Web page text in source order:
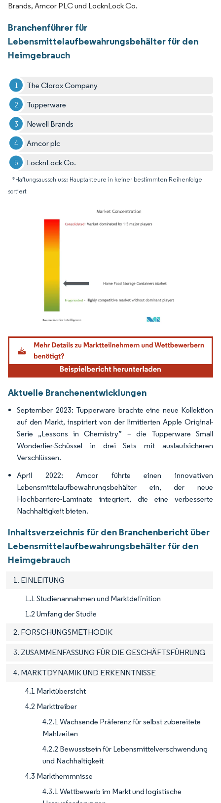
Brands, Amcor PLC und LocknLock Co.
Branchenführer für
Lebensmittelaufbewahrungsbehälter für den
Heimgebrauch
The Clorox Company
Tupperware
Newell Brands
Amcor plc
LocknLock Co.
*Haftungsausschluss: Hauptakteure in keiner bestimmten Reihenfolge
sortiert
Bild © Mordor Intelligence. Wiederverwendung erfordert Namensnennung gemäß
Aktuelle Branchenentwicklungen
September 2023: Tupperware brachte eine neue Kollektion
auf den Markt, inspiriert von der limitierten Apple Original-
Serie „Lessons in Chemistry” – die Tupperware Small
Wonderlier-Schüssel in drei Sets mit auslaufsicheren
Verschlüssen.
April 2022: Amcor führte einen innovativen
Lebensmittelaufbewahrungsbehälter ein, der neue
Hochbarriere-Laminate integriert, die eine verbesserte
Nachhaltigkeit bieten.
Inhaltsverzeichnis für den Branchenbericht über
Lebensmittelaufbewahrungsbehälter für den
Heimgebrauch
1. EINLEITUNG
1.1 Studienannahmen und Marktdefinition
1.2 Umfang der Studie
2. FORSCHUNGSMETHODIK
3. ZUSAMMENFASSUNG FÜR DIE GESCHÄFTSFÜHRUNG
4. MARKTDYNAMIK UND ERKENNTNISSE
4.1 Marktübersicht
4.2 Markttreiber
4.2.1 Wachsende Präferenz für selbst zubereitete
Mahlzeiten
4.2.2 Bewusstsein für Lebensmittelverschwendung
und Nachhaltigkeit
4.3 Markthemmnisse
4.3.1 Wettbewerb im Markt und logistische